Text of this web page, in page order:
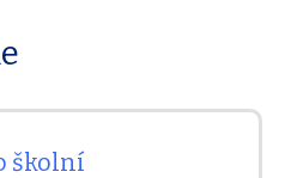
školní